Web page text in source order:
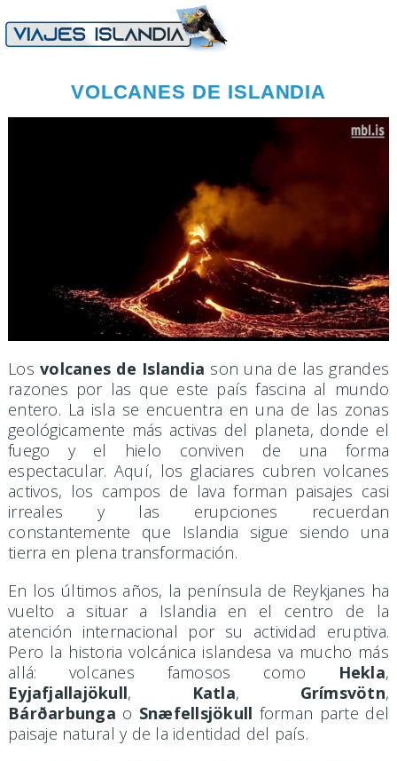
VOLCANES DE ISLANDIA
Losvolcanes de Islandia son una de las grandes
razones por las que este país fascina al mundo
entero. La isla se encuentra en una de las zonas
geológicamente más activas del planeta, donde el
fuego y el hielo conviven de una forma
espectacular. Aquí, los glaciares cubren volcanes
activos, los campos de lava forman paisajes casi
irreales y las erupciones recuerdan
constantemente que Islandia sigue siendo una
tierra en plena transformación.
En los últimos años, la península de Reykjanes ha
vuelto a situar a Islandia en el centro de la
atención internacional por su actividad eruptiva.
Pero la historia volcánica islandesa va mucho más
allá: volcanes famosos como
Hekla,
Eyjafjallajökull, Katla, Grímsvötn,
Bárðarbunga o Snæfellsjökull forman parte del
paisaje natural y de la identidad del país.